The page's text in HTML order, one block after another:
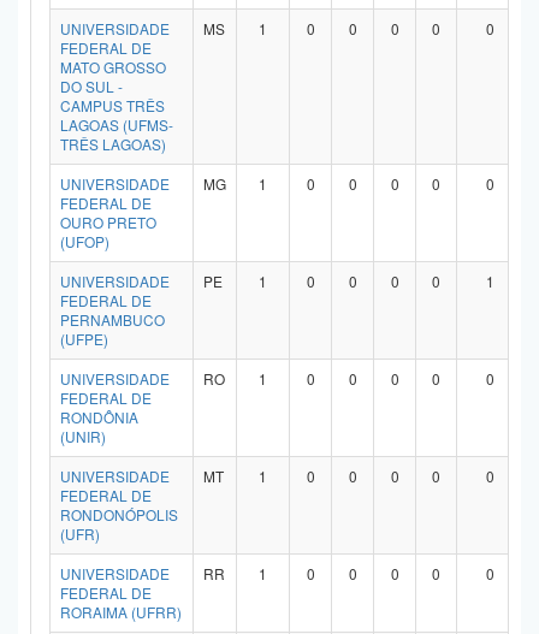
UNIVERSIDADE
FEDERAL DE
MATO GROSSO
DO SUL -
CAMPUS TRÊS
LAGOAS (UFMS-
TRÊS LAGOAS)
MS 1 0 0 0 0 0
UNIVERSIDADE
FEDERAL DE
OURO PRETO
(UFOP)
MG 1 0 0 0 0 0
UNIVERSIDADE
FEDERAL DE
PERNAMBUCO
(UFPE)
PE 1 0 0 0 0 1
UNIVERSIDADE
FEDERAL DE
RONDÔNIA
(UNIR)
RO 1 0 0 0 0 0
UNIVERSIDADE
FEDERAL DE
RONDONÓPOLIS
(UFR)
MT 1 0 0 0 0 0
UNIVERSIDADE
FEDERAL DE
RORAIMA (UFRR)
RR 1 0 0 0 0 0